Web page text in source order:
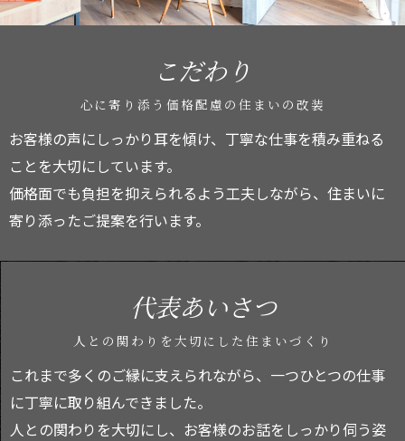
こだわり
心に寄り添う価格配慮の住まいの改装
お客様の声にしっかり耳を傾け、丁寧な仕事を積み重ねる
ことを大切にしています。
価格面でも負担を抑えられるよう工夫しながら、住まいに
寄り添ったご提案を行います。
代表あいさつ
人との関わりを大切にした住まいづくり
これまで多くのご縁に支えられながら、一つひとつの仕事
に丁寧に取り組んできました。
人との関わりを大切にし、お客様のお話をしっかり伺う姿